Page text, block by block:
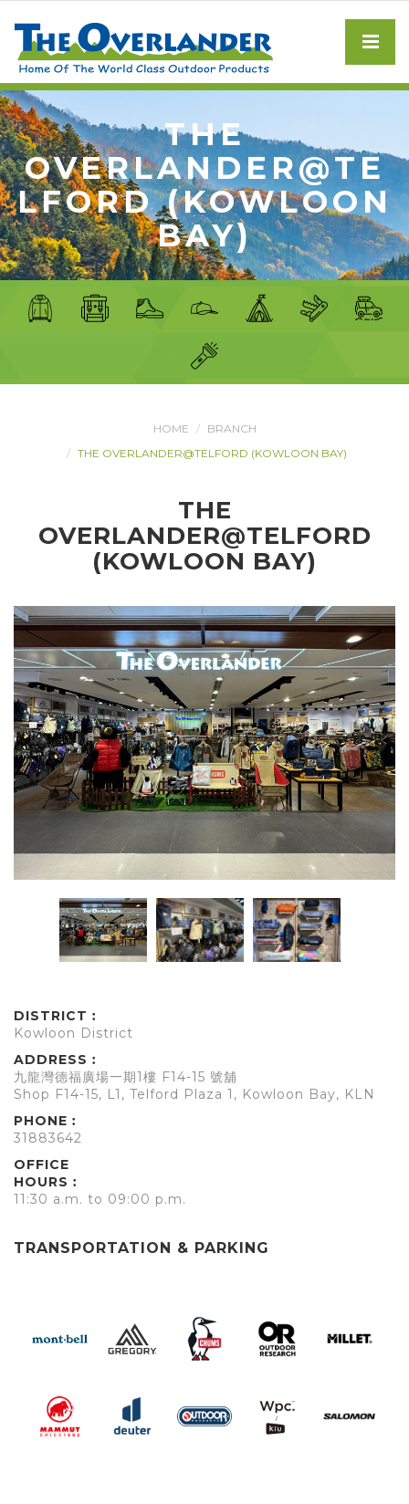
THE
OVERLANDER@TE
LFORD (KOWLOON
BAY)
HOME
BRANCH
THE OVERLANDER@TELFORD (KOWLOON BAY)
THE
OVERLANDER@TELFORD
(KOWLOON BAY)
DISTRICT︰
Kowloon District
ADDRESS︰
九龍灣德福廣場一期1樓 F14-15 號舖
Shop F14-15, L1, Telford Plaza 1, Kowloon Bay, KLN
PHONE︰
31883642
OFFICE
HOURS︰
11:30 a.m. to 09:00 p.m.
TRANSPORTATION & PARKING